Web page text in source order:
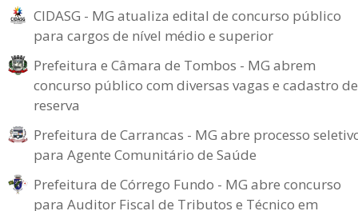
CIDASG - MG atualiza edital de concurso público
para cargos de nível médio e superior
Prefeitura e Câmara de Tombos - MG abrem
concurso público com diversas vagas e cadastro de
reserva
Prefeitura de Carrancas - MG abre processo
para Agente Comunitário de Saúde
Prefeitura de Córrego Fundo - MG abre concurso
para Auditor Fiscal de Tributos e Técnico em